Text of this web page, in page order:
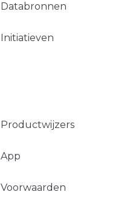
Databronnen
Initiatieven
Productwijzers
App
Voorwaarden